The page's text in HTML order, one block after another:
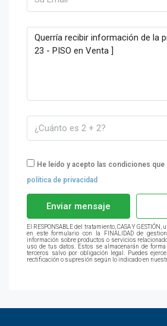
He leído y acepto las condiciones que
política de privacidad
Enviar mensaje
El RESPONSABLE del tratamiento, CASA Y
en este formulario con la FINALIDAD de
información sobre productos o servicios
uso de tus datos. Estos se almacenarán de
terceros salvo por obligación legal. Puedes
rectificación o supresión según lo indicado en